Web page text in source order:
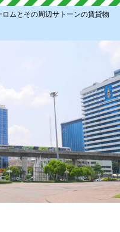
ムとその周辺サトーンの賃貸物